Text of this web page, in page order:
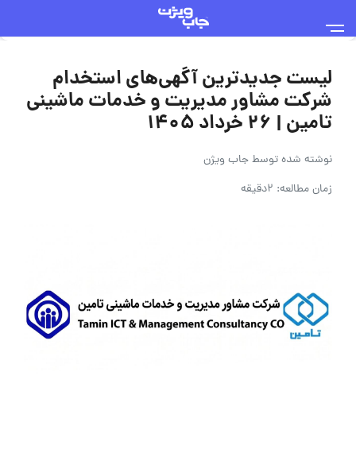
لیست جدیدترین آگهی‌های استخدام
شرکت مشاور مدیریت و خدمات ماشینی
تامین | ۲۶ خرداد ۱۴۰۵
نوشته شده توسطجاب ویژن
زمان مطالعه: 2دقیقه